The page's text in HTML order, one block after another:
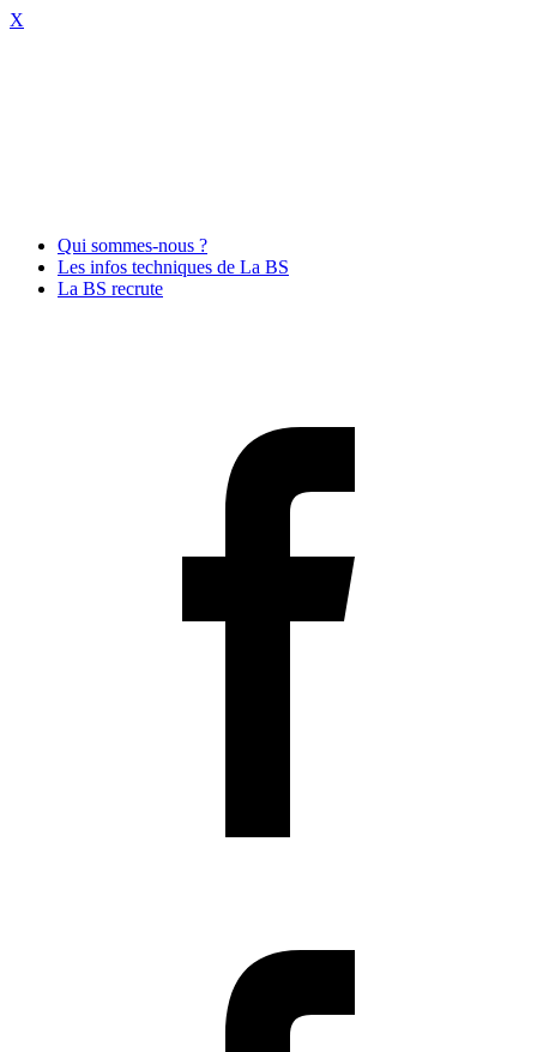
X
Qui sommes-nous ?
Les infos techniques de La BS
La BS recrute